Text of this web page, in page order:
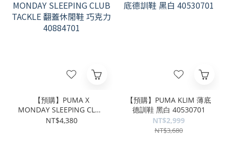
【預購】PUMA X
MONDAY SLEEPING CLUB
TACKLE 翻蓋休閒鞋 巧克
NT$4,380
【預購】PUMA KLIM 薄底
德訓鞋 黑白 40530701
NT$2,999
NT$3,680